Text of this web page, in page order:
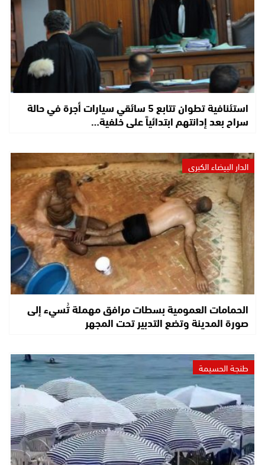
استئنافية تطوان تتابع 5 سائقي سيارات أجرة في حالة
سراح بعد إدانتهم ابتدائياً على خلفية…
الدار البيضاء الكبرى
الحمامات العمومية بسطات مرافق مهملة تُسيء إلى
صورة المدينة وتضع التدبير تحت المجهر
طنجة الحسيمة